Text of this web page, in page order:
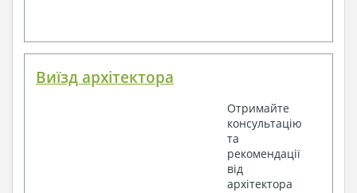
Виїзд архітектора
Отримайте
консультацію
та
рекомендації
від
архітектора